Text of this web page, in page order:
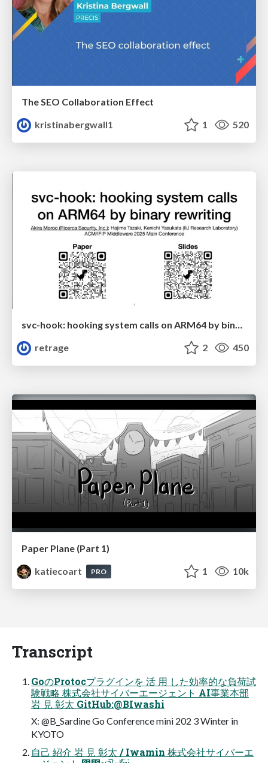
The SEO Collaboration Effect
kristinabergwall1
1 520
svc-hook: hooking system calls on ARM64 by binary rewriting
retrage
2 450
Paper Plane (Part 1)
katiecoart
PRO 1 10k
Transcript
GoのProtocプラグインを 活 用 した効率的な負荷試
験戦略 株式会社サイバーエージェント AI事業本部
岩 見 彰太 GitHub:@BIwashi
X: @B_Sardine Go Conference mini 202 3 Winter in
KYOTO
自己 紹介 岩 見 彰太 / Iwamin 株式会社サイバーエ